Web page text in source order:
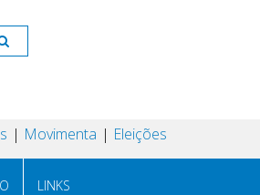
Movimenta Eleições
LINKS